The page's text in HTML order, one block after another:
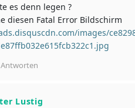
es denn legen ?
diesen Fatal Error Bildschirm
images/
Antworten
Lustig